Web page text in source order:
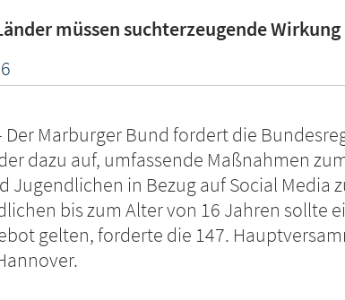
müssen suchterzeugende
Der Marburger Bund fordert die
dazu auf, umfassende Maßnahmen
Jugendlichen in Bezug auf Social Media
bis zum Alter von 16 Jahren sollte
gelten, forderte die 147.